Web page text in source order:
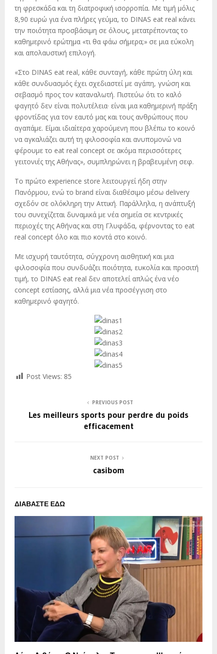
τη φρεσκάδα και τη διατροφική ισορροπία. Με τιμή μόλις
8,90 ευρώ για ένα πλήρες γεύμα, το DINAS eat real κάνει
την ποιότητα προσβάσιμη σε όλους, μετατρέποντας το
καθημερινό ερώτημα «τι θα φάω σήμερα;» σε μια εύκολη
και απολαυστική επιλογή.
«Στο DINAS eat real, κάθε συνταγή, κάθε πρώτη ύλη και
κάθε συνδυασμός έχει σχεδιαστεί με αγάπη, γνώση και
σεβασμό προς τον καταναλωτή. Πιστεύω ότι το καλό
φαγητό δεν είναι πολυτέλεια· είναι μια καθημερινή πράξη
φροντίδας για τον εαυτό μας και τους ανθρώπους που
αγαπάμε. Είμαι ιδιαίτερα χαρούμενη που βλέπω το κοινό
να αγκαλιάζει αυτή τη φιλοσοφία και ανυπομονώ να
φέρουμε το eat real concept σε ακόμα περισσότερες
γειτονιές της Αθήνας», συμπληρώνει η βραβευμένη σεφ.
Το πρώτο experience store λειτουργεί ήδη στην
Πανόρμου, ενώ το brand είναι διαθέσιμο μέσω delivery
σχεδόν σε ολόκληρη την Αττική. Παράλληλα, η ανάπτυξή
του συνεχίζεται δυναμικά με νέα σημεία σε κεντρικές
περιοχές της Αθήνας και στη Γλυφάδα, φέρνοντας το eat
real concept όλο και πιο κοντά στο κοινό.
Με ισχυρή ταυτότητα, σύγχρονη αισθητική και μια
φιλοσοφία που συνδυάζει ποιότητα, ευκολία και προσιτή
τιμή, το DINAS eat real δεν αποτελεί απλώς ένα νέο
concept εστίασης, αλλά μια νέα προσέγγιση στο
καθημερινό φαγητό.
Post Views: 85
PREVIOUS POST
Les meilleurs sports pour perdre du poids
efficacement
NEXT POST
casibom
ΔΙΑΒΑΣΤΕ ΕΔΩ